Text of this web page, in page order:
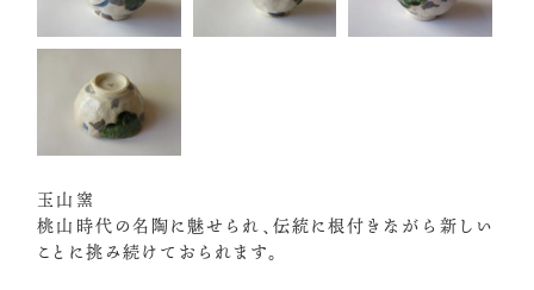
玉山窯
桃山時代の名陶に魅せられ、伝統に根付きながら新しい
ことに挑み続けておられます。